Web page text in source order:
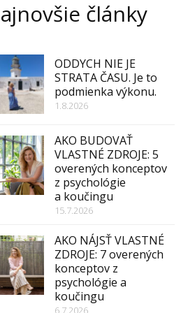
články
ODDYCH NIE JE
STRATA ČASU. Je to
podmienka výkonu.
1.8.2026
AKO BUDOVAŤ
VLASTNÉ ZDROJE: 5
overených konceptov
z psychológie
a koučingu
15.7.2026
AKO NÁJSŤ VLASTNÉ
ZDROJE: 7 overených
konceptov z
psychológie a
koučingu
6.7.2026